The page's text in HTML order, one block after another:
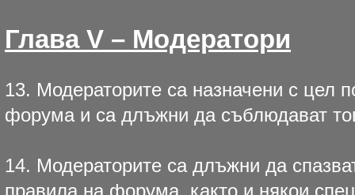
Глава V – Модератори
13. Модераторите са назначени с цел
форума и са длъжни да съблюдават
14. Модераторите са длъжни да
правила на форума, както и някои